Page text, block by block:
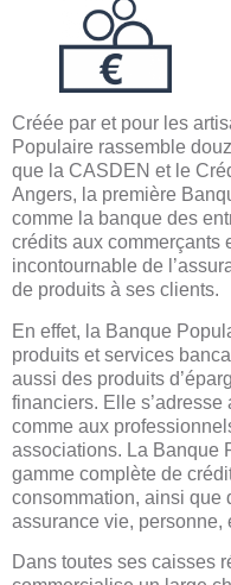
Créée par et pour les
Populaire rassemble
que la CASDEN et le
Angers, la première
comme la banque des
crédits aux commerçants
incontournable de
de produits à ses clients.
En effet, la Banque
produits et services
aussi des produits
financiers. Elle s’adresse
comme aux
associations. La Banque
gamme complète de
consommation, ainsi que
assurance vie, personne,
Dans toutes ses caisses